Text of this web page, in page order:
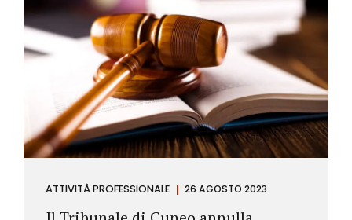
ATTIVITÀ PROFESSIONALE 26 AGOSTO 2023